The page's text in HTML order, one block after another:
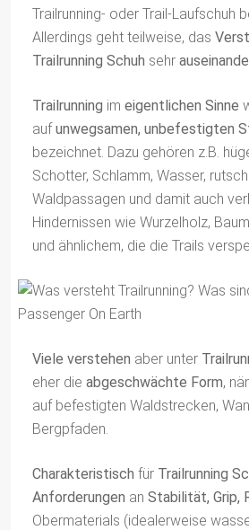
Trailrunning- oder Trail-Laufschuh
Allerdings geht teilweise, das
Trailrunning Schuh sehr
Trailrunning im eigentlichen Sinne
aufunwegsamen, unbefestigten
bezeichnet. Dazu gehören z.B.
Schotter, Schlamm, Wasser,
Waldpassagen und damit auch
Hindernissen wie Wurzelholz,
und ähnlichem, die die Trails
Viele verstehen aber unter
eher die abgeschwächte Form,
auf befestigten Waldstrecken,
Bergpfaden.
Charakteristisch für Trailrunning
Anforderungen an Stabilität, Grip,
Obermaterials (idealerweise